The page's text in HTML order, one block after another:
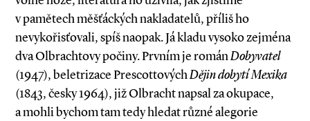
v pamětech měšťáckých nakladatelů, příliš ho
nevykořisťovali, spíš naopak. Já kladu vysoko zejména
dva Olbrachtovy počiny. Prvním je románDobyvatel
(1947), beletrizace PrescottovýchDějin dobytí Mexika
(1843, česky 1964), již Olbracht napsal za okupace,
a mohli bychom tam tedy hledat různé alegorie